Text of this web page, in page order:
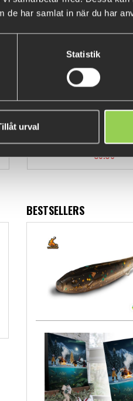
de har samlat in när du har
Statistik
urval
€9.06
BESTSELLERS